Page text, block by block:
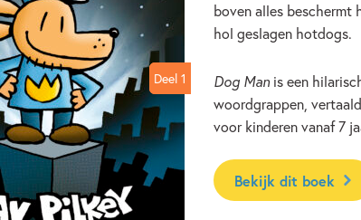
Deel 1
Deel 1
boven alles
hol geslagen hotdogs.
Dog Manis een
woordgrappen,
voor kinderen vanaf 7
Bekijk dit boek